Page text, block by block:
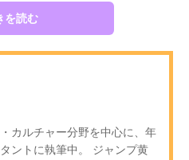
を読む
カルチャー分野を中心に、年
ントに執筆中。 ジャンプ黄